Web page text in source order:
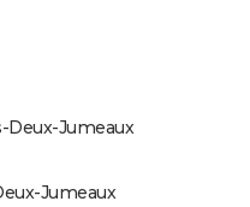
Deux-Jumeaux
Jumeaux